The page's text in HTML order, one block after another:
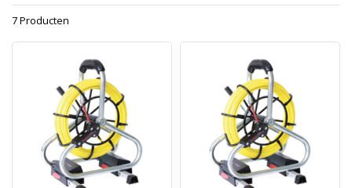
7 Producten